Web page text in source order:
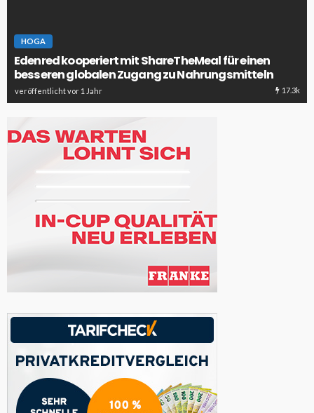
HOGA
Edenred kooperiert mit ShareTheMeal für einen
besseren globalen Zugang zu Nahrungsmitteln
veröffentlicht vor 1 Jahr 17.3k